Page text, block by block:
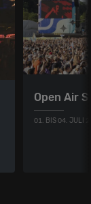
Open Air
01. BIS 04. JULI